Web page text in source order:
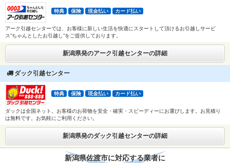
特典 保険 現金払い カード払い
アーク引越センターでは、お客様に新しい生活を快適にスタートして頂けるお引越しサービ
ス”ちゃんとしたお引越し”をご提供しております。
新潟県発のアーク引越センターの詳細
ダック引越センター
特典 保険 現金払い カード払い
ダックは全国ネット。お客様のお荷物を安全・確実・スピーディーにお運びします。お見積り
は無料です。お気軽にご利用ください。
新潟県発のダック引越センターの詳細
新潟県佐渡市に対応する業者に